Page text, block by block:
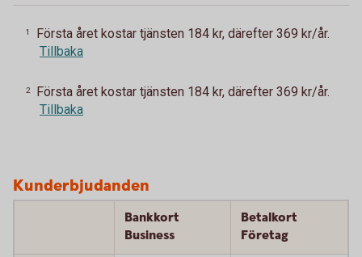
1
Första året kostar tjänsten 184 kr, därefter 369 kr/år.
Tillbaka
2
Första året kostar tjänsten 184 kr, därefter 369 kr/år.
Tillbaka
Kunderbjudanden
Bankkort
Business
Betalkort
Företag